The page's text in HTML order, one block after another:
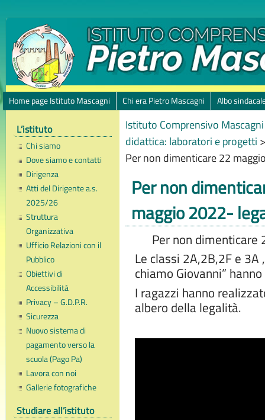
Home page Istituto Mascagni Chi era Pietro Mascagni Albo
L’istituto
Chi siamo
Dove siamo e contatti
Dirigenza
Atti del Dirigente a.s.
2025/26
Struttura
Organizzativa
Ufficio Relazioni con il
Pubblico
Obiettivi di
Accessibilità
Privacy – G.D.P.R.
Sicurezza
Nuovo sistema di
pagamento verso la
scuola (Pago Pa)
Lavora con noi
Gallerie fotografiche
Studiare all’istituto
Istituto Comprensivo
didattica: laboratori e progetti
Per non dimenticare 22
Per non
maggio 2022-
Per non
Le classi 2A,2B,2F e
chiamo Giovanni”
I ragazzi hanno
albero della legalità.